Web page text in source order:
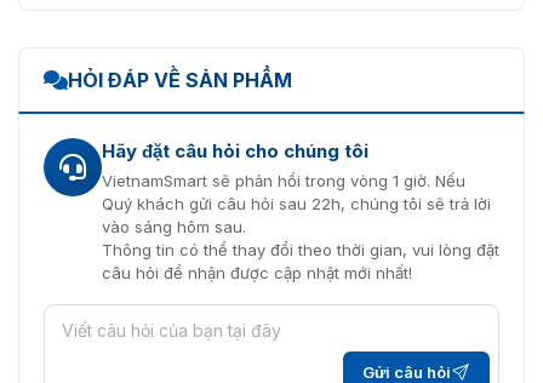
HỎI ĐÁP VỀ SẢN PHẨM
Hãy đặt câu hỏi cho chúng tôi
VietnamSmart sẽ phản hồi trong vòng 1 giờ. Nếu
Quý khách gửi câu hỏi sau 22h, chúng tôi sẽ trả lời
vào sáng hôm sau.
Thông tin có thể thay đổi theo thời gian, vui lòng đặt
câu hỏi để nhận được cập nhật mới nhất!
Gửi câu hỏi